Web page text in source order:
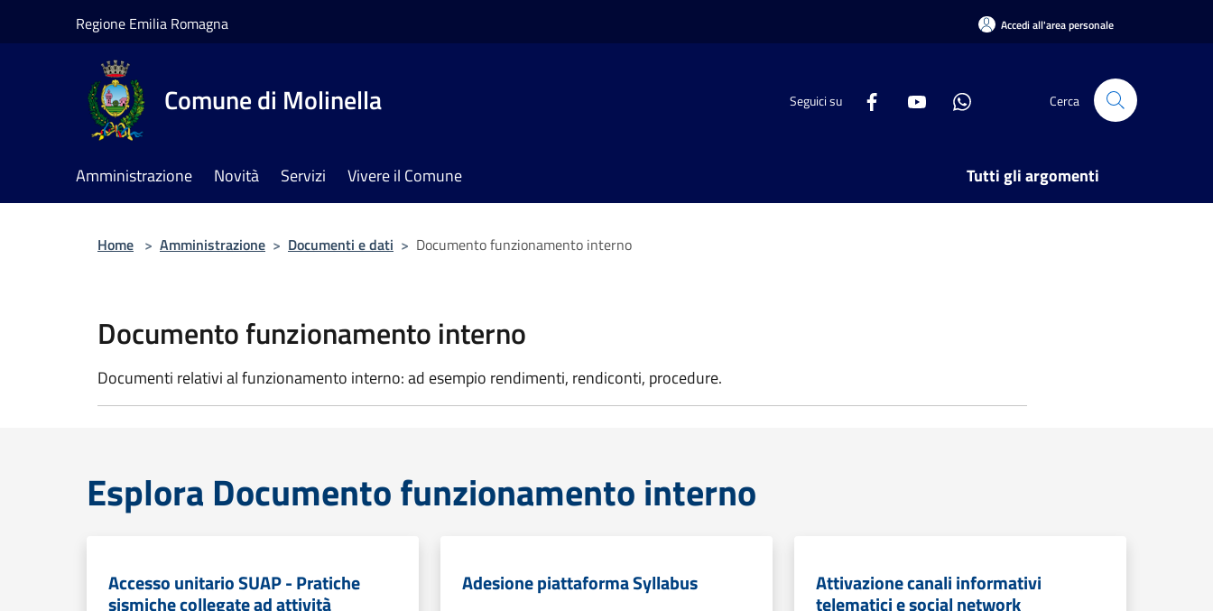
Regione Emilia Romagna Accedi all'area personale
Comune di Molinella Seguici su Cerca
Amministrazione Novità Servizi Vivere il Comune Tutti gli argomenti
Home > Amministrazione > Documenti e dati > Documento funzionamento interno
Documento funzionamento interno
Documenti relativi al funzionamento interno: ad esempio rendimenti, rendiconti, procedure.
Esplora Documento funzionamento interno
Accesso unitario SUAP - Pratiche
sismiche collegate ad attività
Adesione piattaforma Syllabus Attivazione canali informativi
telematici e social network